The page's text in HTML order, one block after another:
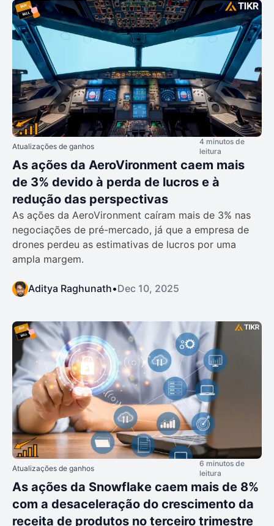
Atualizações de ganhos
4 minutos de
leitura
As ações da AeroVironment caem mais
de 3% devido à perda de lucros e à
redução das perspectivas
As ações da AeroVironment caíram mais de 3% nas
negociações de pré-mercado, já que a empresa de
drones perdeu as estimativas de lucros por uma
ampla margem.
Aditya Raghunath•Dec 10, 2025
Atualizações de ganhos
6 minutos de
leitura
As ações da Snowflake caem mais de 8%
com a desaceleração do crescimento da
receita de produtos no terceiro trimestre